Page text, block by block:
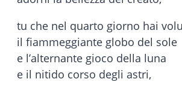
tu che nel quarto giorno hai
il fiammeggiante globo del sole
e l’alternante gioco della luna
e il nitido corso degli astri,